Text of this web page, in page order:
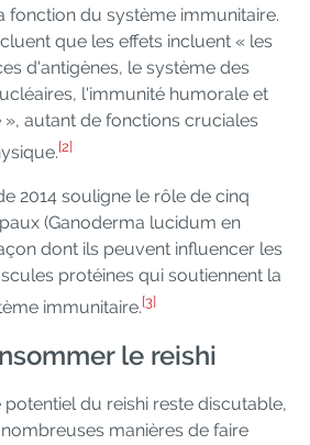
fonction du système immunitaire.
que les effets incluent « les
d'antigènes, le système des
l'immunité humorale et
autant de fonctions cruciales
[2]
2014 souligne le rôle de cinq
(Ganoderma lucidum en
dont ils peuvent influencer les
protéines qui soutiennent la
immunitaire.[3]
le reishi
du reishi reste discutable,
manières de faire